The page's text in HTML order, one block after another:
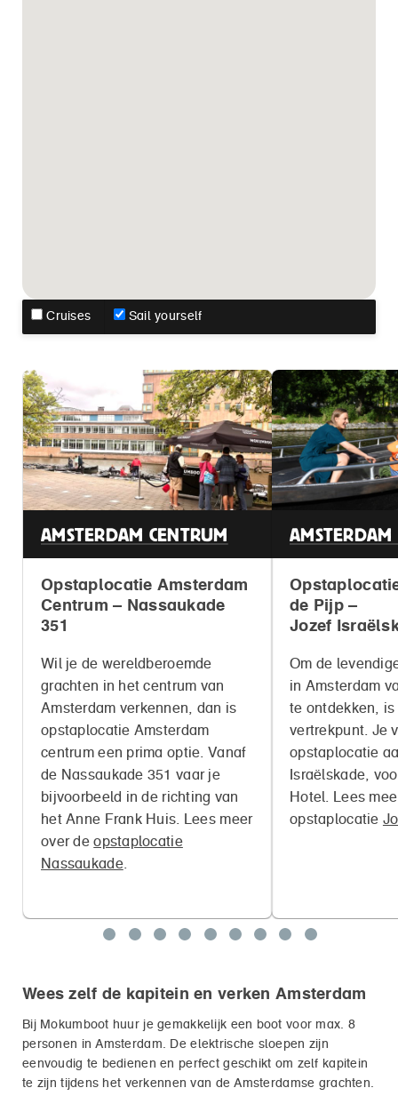
Cruises Sail yourself
AMSTERDAM CENTRUM
Opstaplocatie Amsterdam
Centrum – Nassaukade
351
Wil je de wereldberoemde
grachten in het centrum van
Amsterdam verkennen, dan is
opstaplocatie Amsterdam
centrum een prima optie. Vanaf
de Nassaukade 351 vaar je
bijvoorbeeld in de richting van
het Anne Frank Huis. Lees meer
over deopstaplocatie
Nassaukade.
de Pijp –
Jozef
Om de
in Amsterdam
te ontdekken,
vertrekpunt. Je
opstaplocatie
Israëlskade,
Hotel. Lees
opstaplocatie
Wees zelf de kapitein en verken Amsterdam
Bij Mokumboot huur je gemakkelijk een boot voor max. 8
personen in Amsterdam. De elektrische sloepen zijn
eenvoudig te bedienen en perfect geschikt om zelf kapitein
te zijn tijdens het verkennen van de Amsterdamse grachten.